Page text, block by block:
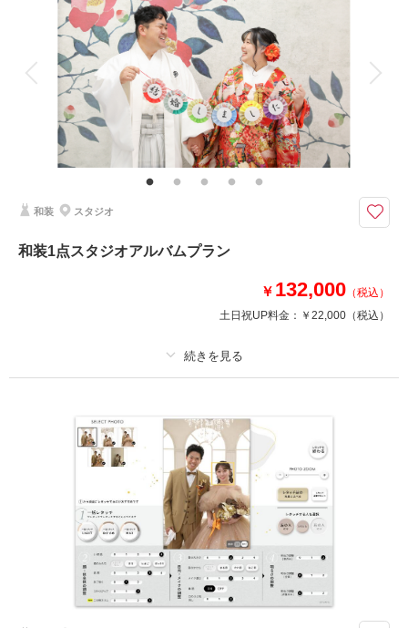
着付け ヘアメイク
アルバム 10 P データ 100 カット
衣装追加 会食
家族と撮影 家族用衣装レンタル ペットと撮影
その他含むもの
和傘、髪飾り、綿帽子など
新郎2点、新婦2点を選べる10ページアルバムプラン データ100カット付
●新郎衣裳：タキシード1点・紋付袴1点
●さらに！10Pミニアルバム付き！
●その他 ネックレス、イヤリング、靴、髪飾りなど
和装 スタジオ
和装1点スタジオアルバムプラン
￥ 132,000 （税込）
土日祝UP料金： ￥22,000 （税込）
撮影料 新婦衣装1着
着付け ヘアメイク 小物一式
データ 50 カット 台紙付写真
衣装追加 会食 挙式
家族と撮影 家族用衣装レンタル ペットと撮影
その他含むもの
和傘、髪飾り、綿帽子など
和装新郎1点、新婦１点を選べる10ページアルバムプラン データ50カット